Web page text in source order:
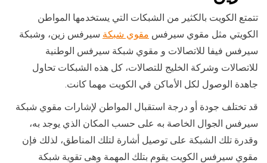
تتمتع الكويت بالكثير من الشبكات التي يستخدمها المواطن
الكويتي مثل مقوي سيرفس مقوي شبكة سيرفس زين، وشبكة
سيرفس فيفا للاتصالات و مقوي شبكة سيرفس الوطنية
للاتصالات وشركة الخليج للتصالات، كل هذه الشبكات تحاول
جاهدة الوصول لكل الأماكن في الكويت مهما كانت.
قد تختلف جودة أو درجة استقبال المواطن لإشارات مقوي شبكة
سيرفس الجوال الخاصة به على حسب المكان الذي يوجد به،
وقدرة تلك الشبكة على توصيل أشارة لتلك المناطق، لذلك فإن
مقوي سيرفس الكويت يقوم بتلك المهمة وهى تقوية شبكة